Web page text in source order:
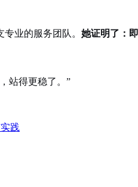
业的服务团队。 她证明了：
站得更稳了。”
践